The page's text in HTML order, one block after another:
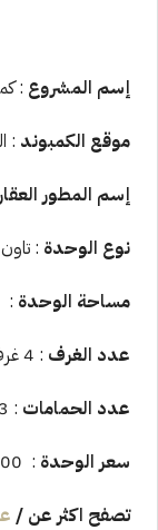
إسم المشروع :
موقع الكمبوند :
إسم المطور
نوع الوحدة :
مساحة الوحدة : 300 متراً مربعاً
عدد الغرف : 4 غرف
عدد الحمامات : 3 حمام
سعر الوحدة : 6,850,000 جنيهاً مصرياً
تصفح اكثر عن /